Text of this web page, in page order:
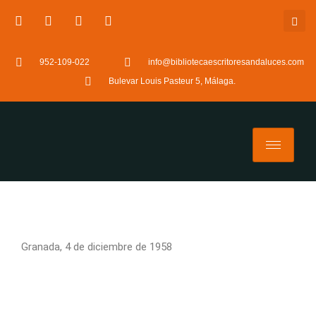
952-109-022
info@bibliotecaescritoresandaluces.com
Bulevar Louis Pasteur 5, Málaga.
Granada, 4 de diciembre de 1958